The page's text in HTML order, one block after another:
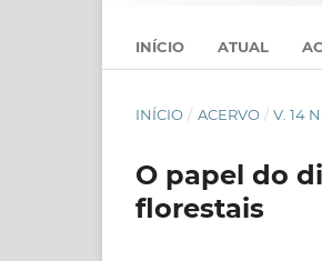
INÍCIO ATUAL
INÍCIO / ACERVO / V. 14
O papel do
florestais